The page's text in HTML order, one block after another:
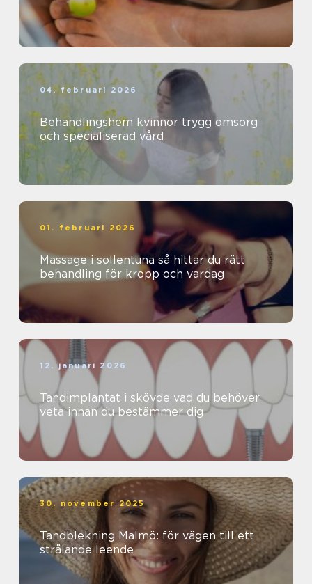
04. februari 2026
Behandlingshem kvinnor trygg omsorg
och specialiserad vård
01. februari 2026
Massage i sollentuna så hittar du rätt
behandling för kropp och vardag
12. januari 2026
Tandimplantat i skövde vad du behöver
veta innan du bestämmer dig
30. november 2025
Tandblekning Malmö: för vägen till ett
strålande leende